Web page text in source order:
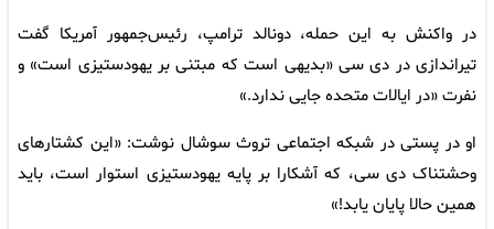
در واکنش به این حمله، دونالد ترامپ، رئیس‌جمهور آمریکا گفت
تیراندازی در دی سی «بدیهی است که مبتنی بر یهودستیزی است» و
نفرت «در ایالات متحده جایی ندارد.»
او در پستی در شبکه اجتماعی تروث سوشال نوشت: «این کشتارهای
وحشتناک دی سی، که آشکارا بر پایه یهودستیزی استوار است، باید
همین حالا پایان یابد!»